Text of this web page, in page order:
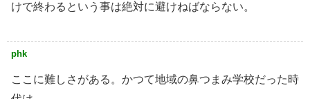
けで終わるという事は絶対に避けねばならない。
phk
ここに難しさがある。かつて地域の鼻つまみ学校だった時